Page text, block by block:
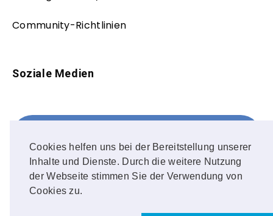
Cookies helfen uns bei der Bereitstellung unserer
Inhalte und Dienste. Durch die weitere Nutzung
der Webseite stimmen Sie der Verwendung von
Cookies zu.
Community-Richtlinien
Soziale Medien
FOLLOW ME!
Instagram
OUR PHOTOS!